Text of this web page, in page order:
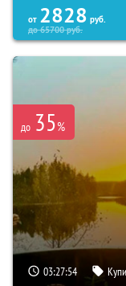
от 2828 руб.
до65700руб.
до 35%
03:27:52